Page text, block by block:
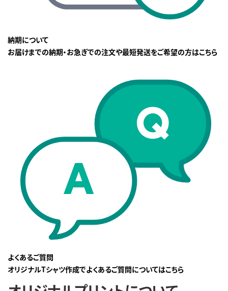
納期について
お届けまでの納期・お急ぎでの注文や最短発送をご希望の方はこちら
よくあるご質問
オリジナルTシャツ作成でよくあるご質問についてはこちら